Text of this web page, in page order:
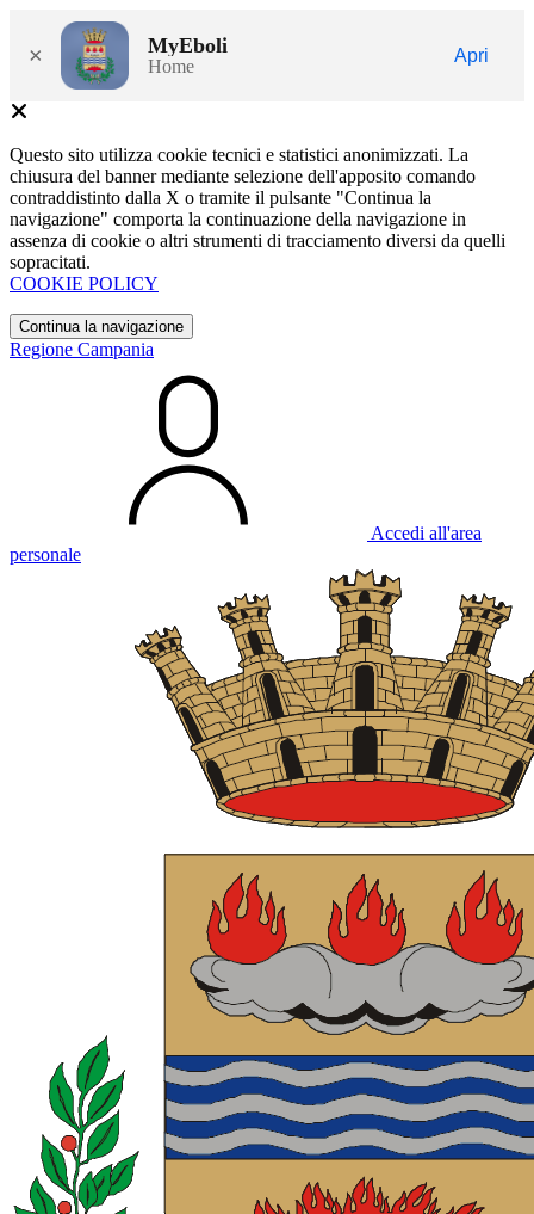
× MyEboli
Home
Apri
Questo sito utilizza cookie tecnici e statistici anonimizzati. La
chiusura del banner mediante selezione dell'apposito comando
contraddistinto dalla X o tramite il pulsante "Continua la
navigazione" comporta la continuazione della navigazione in
assenza di cookie o altri strumenti di tracciamento diversi da quelli
sopracitati.
COOKIE POLICY
Continua la navigazione
Regione Campania
Accedi all'area
personale